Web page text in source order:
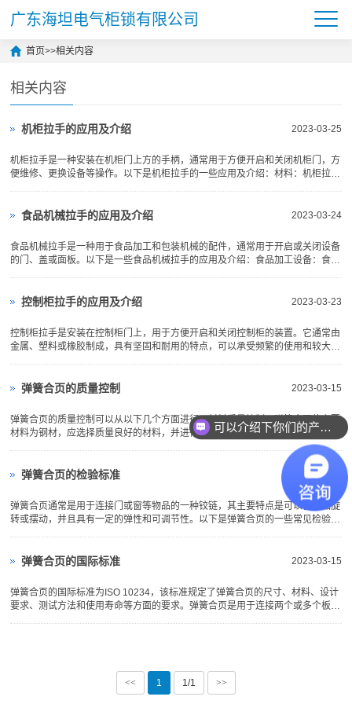
广东海坦电气柜锁有限公司
首页>>相关内容
相关内容
2023-03-25
机柜拉手的应用及介绍
机柜拉手是一种安装在机柜门上方的手柄，通常用于方便开启和关闭机柜门，方
便维修、更换设备等操作。以下是机柜拉手的一些应用及介绍：材料：机柜拉手
定件组成，手柄的长度...
2023-03-24
食品机械拉手的应用及介绍
食品机械拉手是一种用于食品加工和包装机械的配件，通常用于开启或关闭设备
的门、盖或面板。以下是一些食品机械拉手的应用及介绍：食品加工设备：食品
件。食品包装设备：食品...
2023-03-23
控制柜拉手的应用及介绍
控制柜拉手是安装在控制柜门上，用于方便开启和关闭控制柜的装置。它通常由
金属、塑料或橡胶制成，具有坚固和耐用的特点，可以承受频繁的使用和较大的
查、维护和修理。电力...
2023-03-15
弹簧合页的质量控制
弹簧合页的质量控制可以从以下几个方面进行：材料质量控制：弹簧合页的主要
材料为钢材，应选择质量良好的材料，并进行必要的化学成分和力学性能测试，
以确保弹簧合页的使用寿命和可靠性。加工质量控制：弹簧合页的加工过程应符
合相关的标准和要求，包括弹簧的强度、韧性、硬度、表面质量等方面的要求。
加工过程中应注意避免...
2023-03-15
弹簧合页的检验标准
弹簧合页通常是用于连接门或窗等物品的一种铰链，其主要特点是可以使物品旋
转或摆动，并且具有一定的弹性和可调节性。以下是弹簧合页的一些常见检验标
度、厚度、孔径等尺寸...
2023-03-15
弹簧合页的国际标准
弹簧合页的国际标准为ISO 10234，该标准规定了弹簧合页的尺寸、材料、设计
要求、测试方法和使用寿命等方面的要求。弹簧合页是用于连接两个或多个板材
<< 1 1/1 >>
可以介绍下你们的产品么？